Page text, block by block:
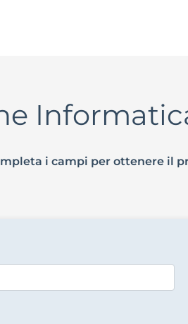
i campi per ottenere il